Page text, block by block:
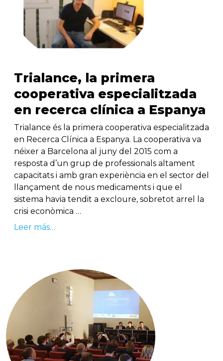
Trialance, la primera
cooperativa especialitzada
en recerca clínica a Espanya
Trialance és la primera cooperativa especialitzada
en Recerca Clínica a Espanya. La cooperativa va
néixer a Barcelona al juny del 2015 com a
resposta d’un grup de professionals altament
capacitats i amb gran experiència en el sector del
llançament de nous medicaments i que el
sistema havia tendit a excloure, sobretot arrel la
crisi econòmica …
Leer más…